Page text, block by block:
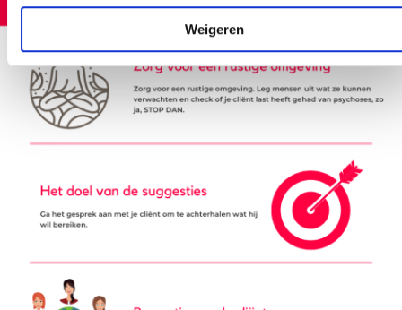
Weigeren